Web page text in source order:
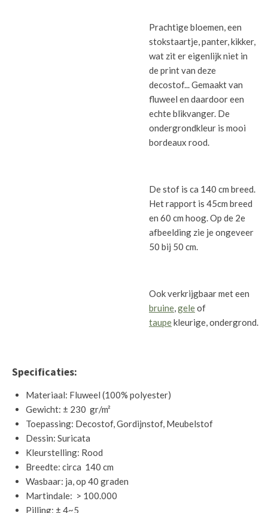
Prachtige bloemen, een
stokstaartje, panter, kikker,
wat zit er eigenlijk niet in
de print van deze
decostof... Gemaakt van
fluweel en daardoor een
echte blikvanger. De
ondergrondkleur is mooi
bordeaux rood.
De stof is ca 140 cm breed.
Het rapport is 45cm breed
en 60 cm hoog. Op de 2e
afbeelding zie je ongeveer
50 bij 50 cm.
Ook verkrijgbaar met een
bruine,geleof
taupekleurige, ondergrond.
Specificaties:
Materiaal: Fluweel (100% polyester)
Gewicht: ± 230 gr/m²
Toepassing: Decostof, Gordijnstof, Meubelstof
Dessin: Suricata
Kleurstelling: Rood
Breedte: circa 140 cm
Wasbaar: ja, op 40 graden
Martindale: > 100.000
Pilling: ± 4~5